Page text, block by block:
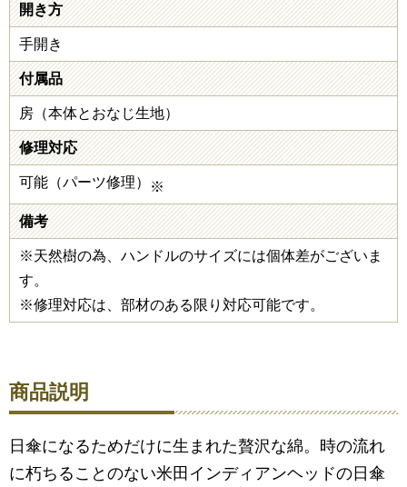
開き方
手開き
付属品
房（本体とおなじ生地）
修理対応
可能（パーツ修理） ※
備考
※天然樹の為、ハンドルのサイズには個体差がございま
す。
※修理対応は、部材のある限り対応可能です。
商品説明
日傘になるためだけに生まれた贅沢な綿。時の流れ
に朽ちることのない米田インディアンヘッドの日傘